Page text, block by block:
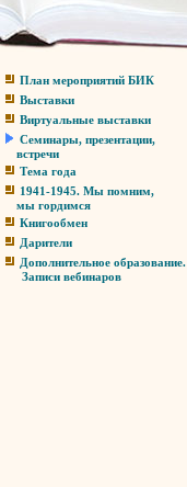
План мероприятий БИК
Выставки
Виртуальные выставки
Семинары, презентации,
встречи
Тема года
1941-1945. Мы помним,
мы гордимся
Книгообмен
Дарители
Дополнительное образование.
Записи вебинаров